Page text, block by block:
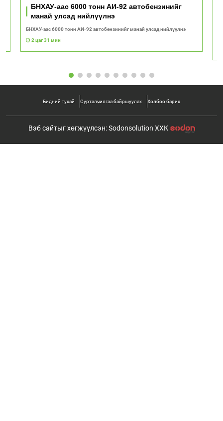
БНХАУ-аас 6000 тонн АИ-92 автобензинийг
манай улсад нийлүүлнэ
БНХАУ-аас 6000 тонн АИ-92 автобензинийг манай улсад нийлүүлнэ
2 цаг 31 мин
Бидний тухай Сурталчилгаа байршуулах Холбоо барих
Вэб сайтыг хөгжүүлсэн: Sodonsolution ХХК